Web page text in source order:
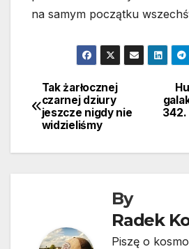
na samym początku
Nawigacja
wpisu
342.
Tak żarłocznej
czarnej dziury
jeszcze nigdy nie
widzieliśmy
By
Radek
Piszę o